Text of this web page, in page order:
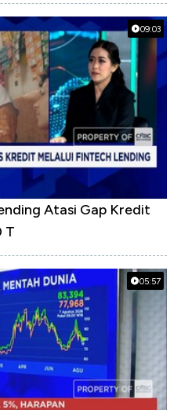
09:03
Atasi Gap Kredit
T
05:57